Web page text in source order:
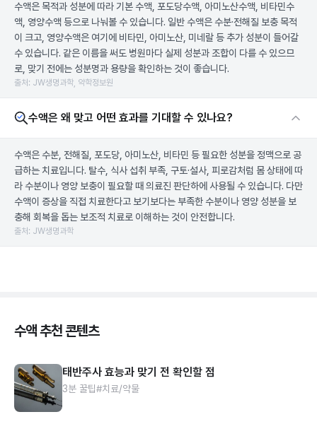
수액은 목적과 성분에 따라 기본 수액, 포도당수액, 아미노산수액, 비타민수
액, 영양수액 등으로 나눠볼 수 있습니다. 일반 수액은 수분·전해질 보충 목적
이 크고, 영양수액은 여기에 비타민, 아미노산, 미네랄 등 추가 성분이 들어갈
수 있습니다. 같은 이름을 써도 병원마다 실제 성분과 조합이 다를 수 있으므
로, 맞기 전에는 성분명과 용량을 확인하는 것이 좋습니다.
출처: JW생명과학, 약학정보원
수액은 왜 맞고 어떤 효과를 기대할 수 있나요?
수액은 수분, 전해질, 포도당, 아미노산, 비타민 등 필요한 성분을 정맥으로 공
급하는 치료입니다. 탈수, 식사 섭취 부족, 구토·설사, 피로감처럼 몸 상태에 따
라 수분이나 영양 보충이 필요할 때 의료진 판단하에 사용될 수 있습니다. 다만
수액이 증상을 직접 치료한다고 보기보다는 부족한 수분이나 영양 성분을 보
충해 회복을 돕는 보조적 치료로 이해하는 것이 안전합니다.
출처: JW생명과학
수액 추천 콘텐츠
태반주사 효능과 맞기 전 확인할 점
3분 꿀팁#치료/약물